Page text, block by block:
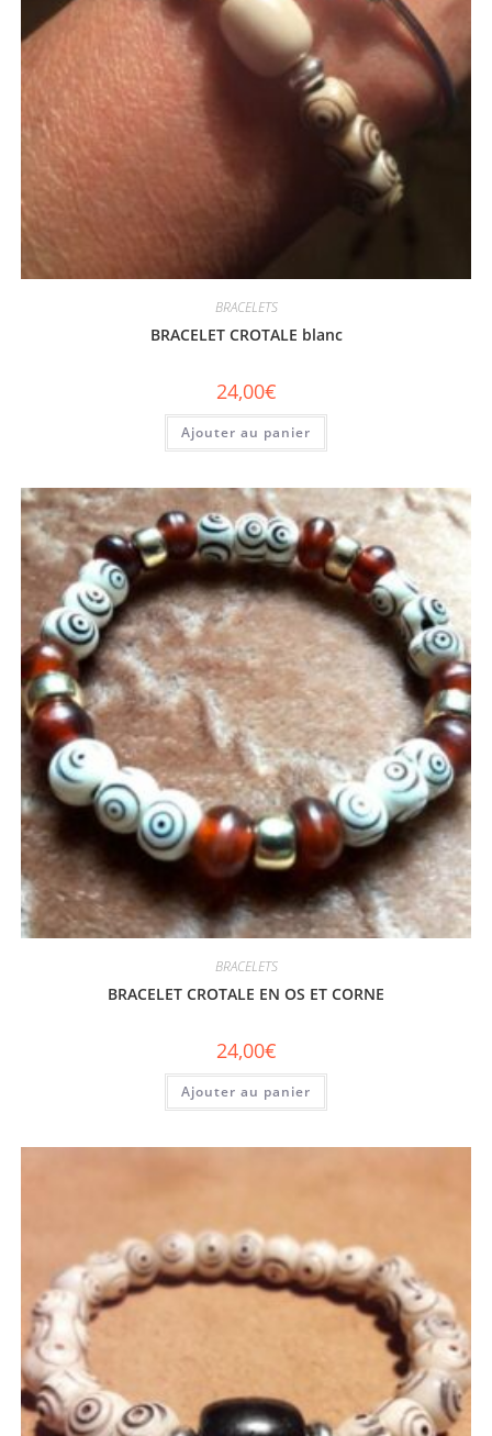
BRACELETS
BRACELET CROTALE blanc
24,00€
Ajouter au panier
BRACELETS
BRACELET CROTALE EN OS ET CORNE
24,00€
Ajouter au panier